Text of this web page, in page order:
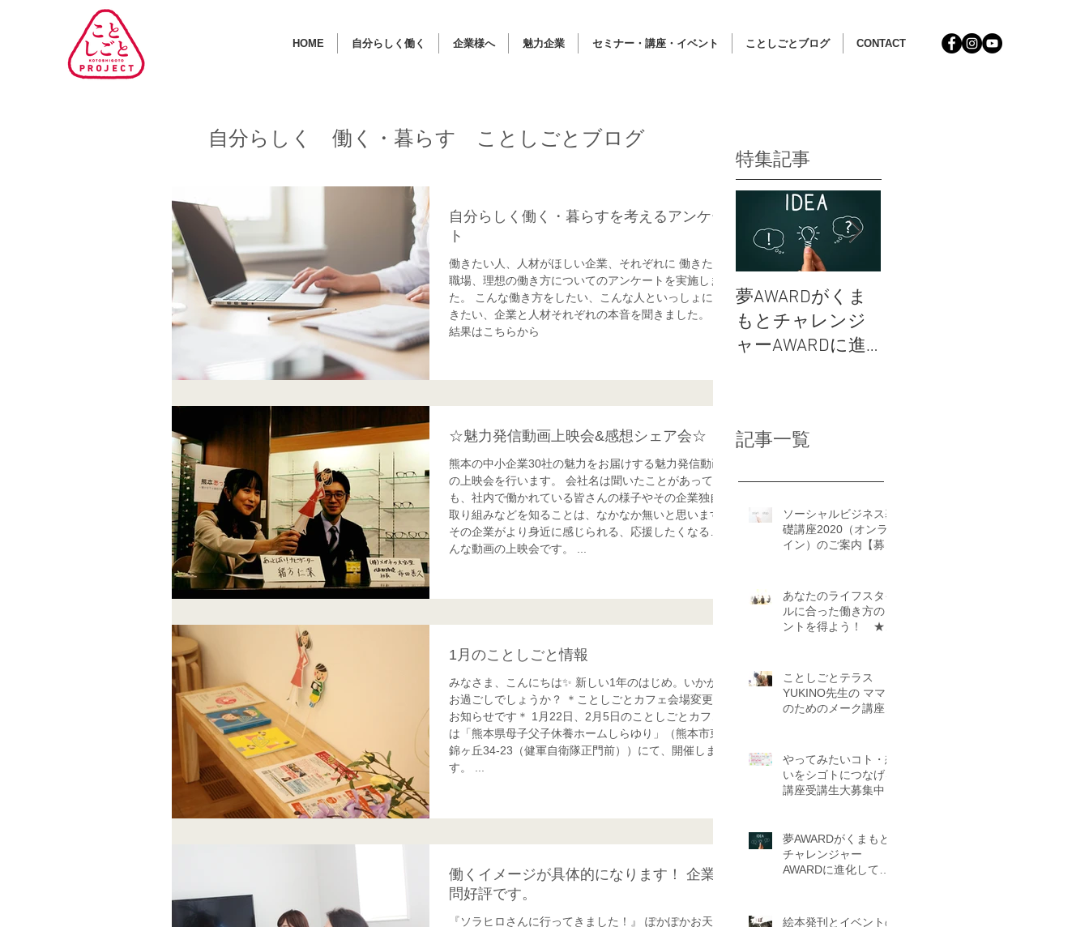
HOME 自分らしく働く 企業様へ 魅力企業 セミナー・講座・イベント ことしごとブログ CONTACT
自分らしく 働く・暮らす ことしごとブログ
特集記事
自分らしく働く・暮らすを考えるアンケー
ト
働きたい人、人材がほしい企業、それぞれに 働きたい
職場、理想の働き方についてのアンケートを実施しまし
た。 こんな働き方をしたい、こんな人といっしょに働
きたい、企業と人材それぞれの本音を聞きました。 ⇒
結果はこちらから
☆魅力発信動画上映会&感想シェア会☆
熊本の中小企業30社の魅力をお届けする魅力発信動画
の上映会を行います。 会社名は聞いたことがあって
も、社内で働かれている皆さんの様子やその企業独自の
取り組みなどを知ることは、なかなか無いと思います。
その企業がより身近に感じられる、応援したくなる…そ
んな動画の上映会です。 ...
1月のことしごと情報
みなさま、こんにちは✨ 新しい1年のはじめ。いかが、
お過ごしでしょうか？ ＊ことしごとカフェ会場変更の
お知らせです＊ 1月22日、2月5日のことしごとカフェ
は「熊本県母子父子休養ホームしらゆり」（熊本市東区
錦ヶ丘34-23（健軍自衛隊正門前））にて、開催しま
働くイメージが具体的になります！ 企業訪
問好評です。
『ソラヒロさんに行ってきました！』 ぽかぽかお天気
夢AWARDがくま
もとチャレンジ
ャーAWARDに進
記事一覧
ソーシャルビジネス基
礎講座2020（オンラ
イン）のご案内【募集
あなたのライフスタイ
ルに合った働き方のヒ
ントを得よう！ ★★
10/29）
ことしごとテラス
YUKINO先生の ママ
のためのメーク講座＆
やってみたいコト・想
いをシゴトにつなげる
講座受講生大募集中！
夢AWARDがくまもと
チャレンジャー
AWARDに進化して再
絵本発刊とイベントの